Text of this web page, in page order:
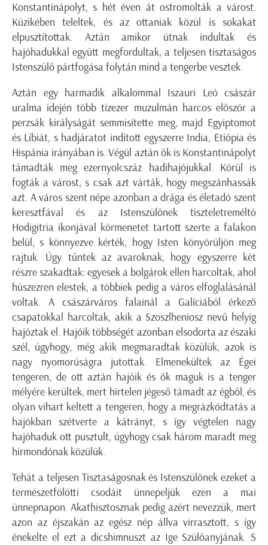
Konstantinápolyt, s hét éven át ostromolták a várost.
Küzikében teleltek, és az ottaniak közül is sokakat
elpusztítottak. Aztán amikor útnak indultak és
hajóhadukkal együtt megfordultak, a teljesen tisztaságos
Istenszülő pártfogása folytán mind a tengerbe vesztek.
Aztán egy harmadik alkalommal Iszauri Leó császár
uralma idején több tízezer muzulmán harcos először a
perzsák királyságát semmisítette meg, majd Egyiptomot
és Líbiát, s hadjáratot indított egyszerre India, Etiópia és
Hispánia irányában is. Végül aztán ők is Konstantinápolyt
támadták meg ezernyolcszáz hadihajójukkal. Körül is
fogták a várost, s csak azt várták, hogy megszánhassák
azt. A város szent népe azonban a drága és életadó szent
keresztfával és az Istenszülőnek tiszteletreméltó
Hodigitria ikonjával körmenetet tartott szerte a falakon
belül, s könnyezve kérték, hogy Isten könyörüljön meg
rajtuk. Úgy tűntek az avaroknak, hogy egyszerre két
részre szakadtak: egyesek a bolgárok ellen harcoltak, ahol
húszezren elestek, a többiek pedig a város elfoglalásánál
voltak. A császárváros falainál a Galíciából érkező
csapatokkal harcoltak, akik a Szoszlheniosz nevű helyig
hajóztak el. Hajóik többségét azonban elsodorta az északi
szél, úgyhogy, még akik megmaradtak közülük, azok is
nagy nyomorúságra jutottak. Elmenekültek az Égei
tengeren, de ott aztán hajóik és ők maguk is a tenger
mélyére kerültek, mert hirtelen jégeső támadt az égből, és
olyan vihart keltett a tengeren, hogy a megrázkódtatás a
hajókban szétverte a kátrányt, s így végtelen nagy
hajóhaduk ott pusztult, úgyhogy csak három maradt meg
hírmondónak közülük.
Tehát a teljesen Tisztaságosnak és Istenszülőnek ezeket a
termé­szetfölötti csodáit ünnepeljük ezen a mai
ünnepnapon. Akathisztosznak pedig azért nevezzük, mert
azon az éjszakán az egész nép állva virrasztott, s így
énekelte el ezt a dicshimnuszt az Ige Szülőanyjának. S